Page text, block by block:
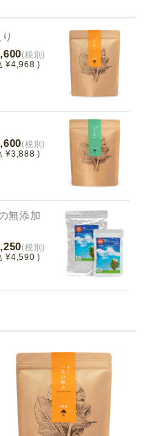
(税別)
¥4,968 )
(税別)
¥3,888 )
無添加
(税別)
¥4,590 )